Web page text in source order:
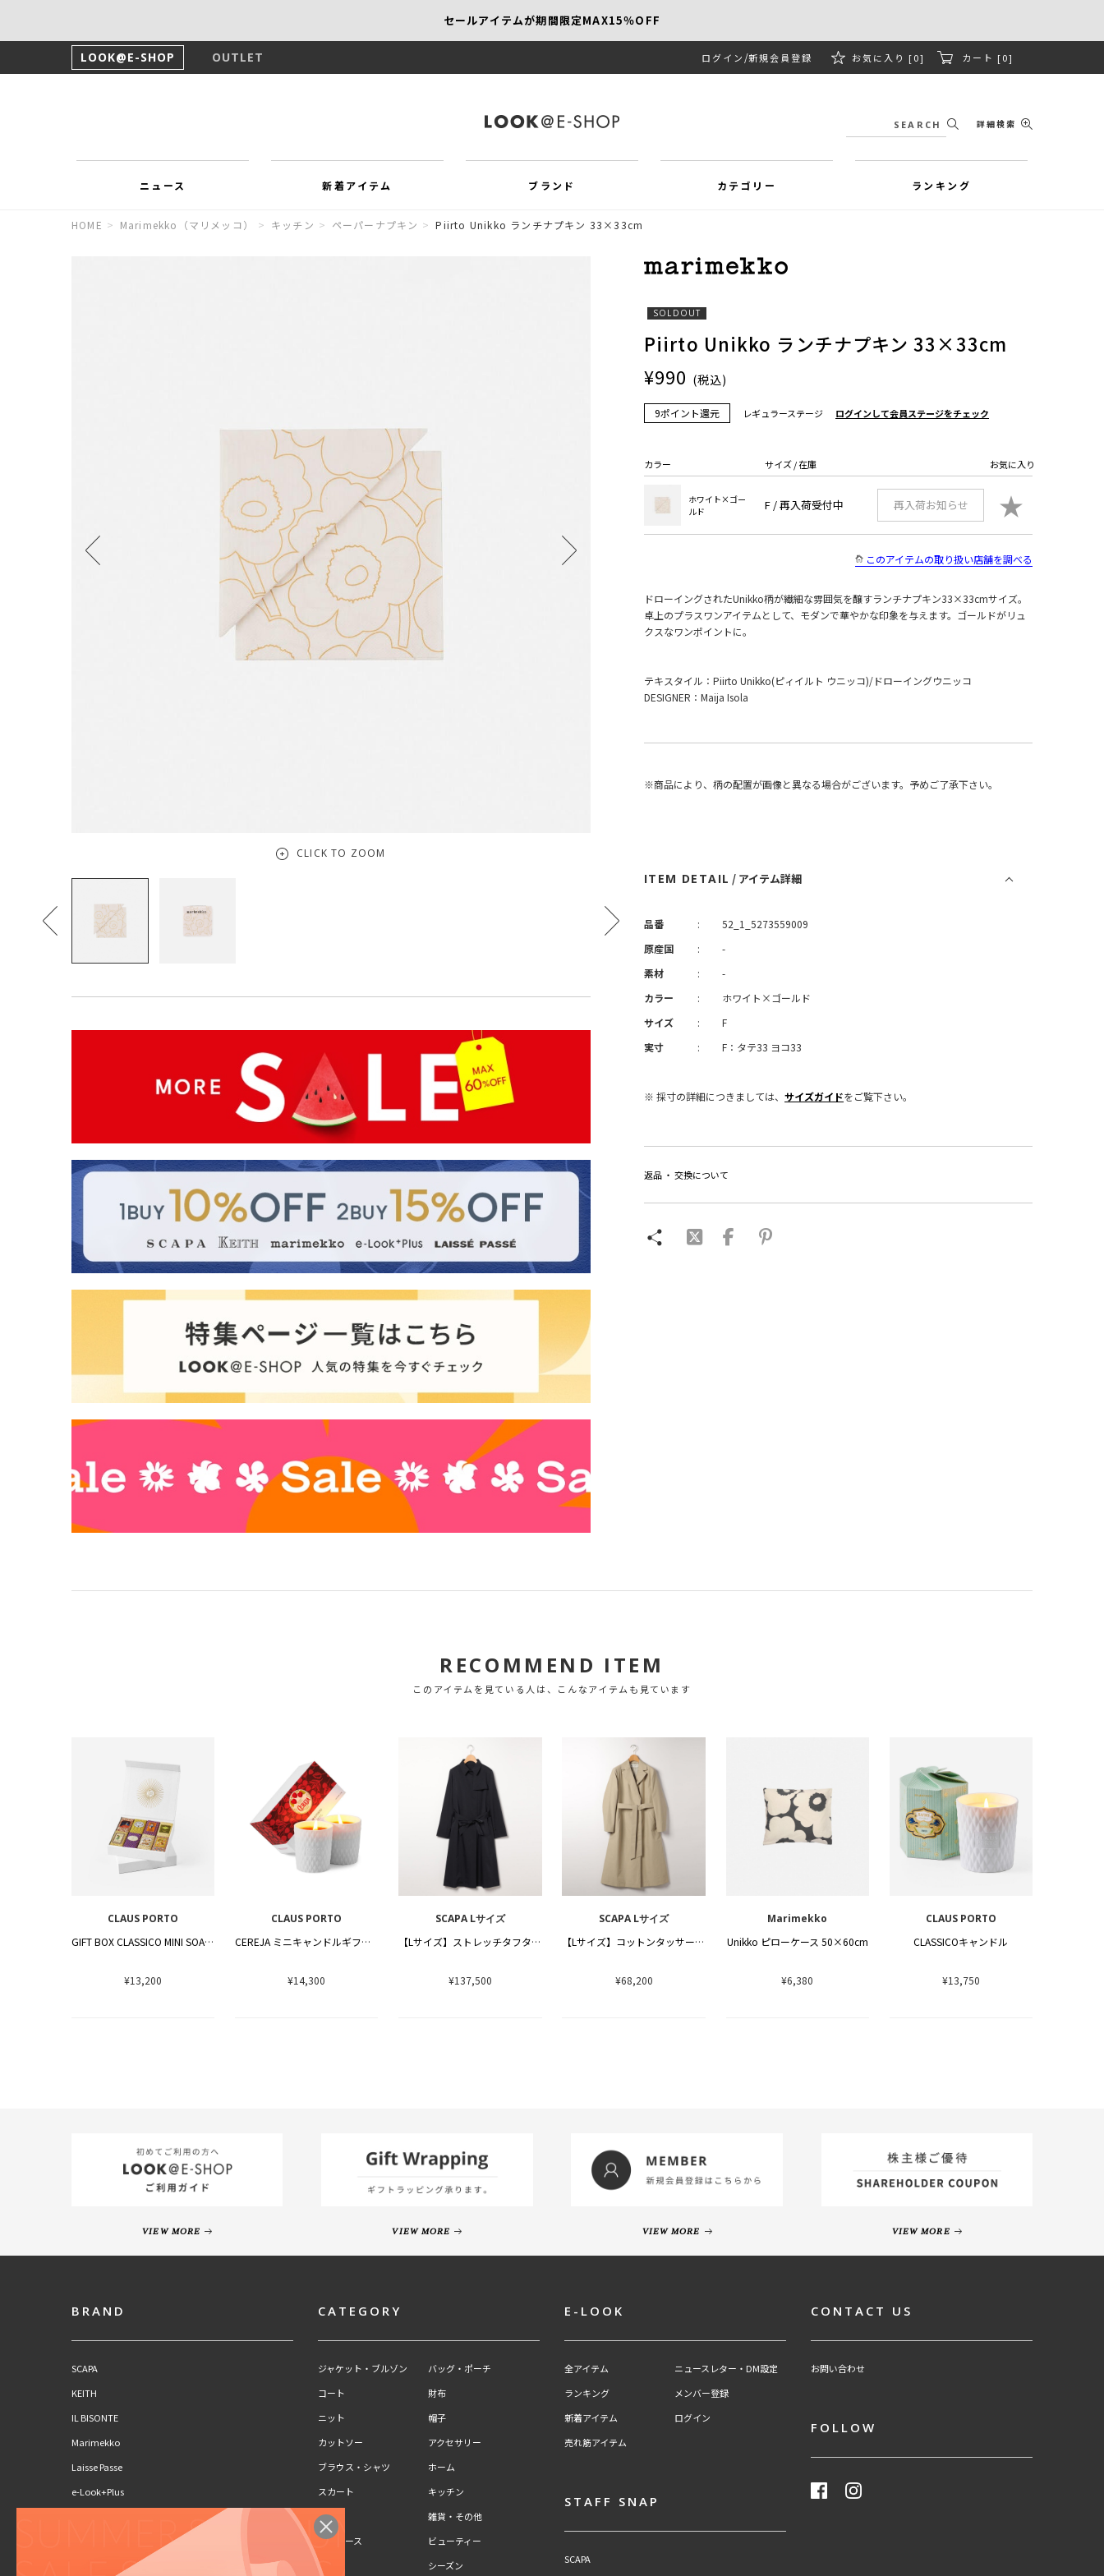
セールアイテムが期間限定MAX15％OFF
LOOK@E-SHOP OUTLET ログイン 新規会員登録 お気に入り [0] カート [0]
詳細検索
ニュース 新着アイテム ブランド カテゴリー ランキング
HOME > Marimekko（マリメッコ） > キッチン > ペーパーナプキン > Piirto Unikko ランチナプキン 33×33cm
CLICK TO ZOOM
SOLDOUT
Piirto Unikko ランチナプキン 33×33cm
¥990 (税込)
9ポイント還元 レギュラーステージ ログインして会員ステージをチェック
カラー サイズ / 在庫 お気に入り
ホワイト×ゴー
ルド
F /再入荷受付中 再入荷お知らせ ★
このアイテムの取り扱い店舗を調べる
ドローイングされたUnikko柄が繊細な雰囲気を醸すランチナプキン33×33cmサイズ。
卓上のプラスワンアイテムとして、モダンで華やかな印象を与えます。ゴールドがリュ
クスなワンポイントに。
テキスタイル：Piirto Unikko(ピィイルト ウニッコ)/ドローイングウニッコ
DESIGNER：Maija Isola
※商品により、柄の配置が画像と異なる場合がございます。予めご了承下さい。
ITEM DETAIL / アイテム詳細
品番 :
52_1_5273559009
原産国
:
-
素材
:
-
カラー
:
ホワイト×ゴールド
サイズ
:
F
実寸
: F：タテ33 ヨコ33
※ 採寸の詳細につきましては、サイズガイドをご覧下さい。
返品 ・ 交換について
RECOMMEND ITEM
このアイテムを見ている人は、こんなアイテムも見ています
CLAUS PORTO
GIFT BOX CLASSICO MINI SOAPS
¥13,200
CLAUS PORTO
CEREJA ミニキャンドルギフトセット
¥14,300
SCAPA Lサイズ
【Lサイズ】ストレッチタフタコート
¥137,500
SCAPA Lサイズ
【Lサイズ】コットンタッサーコート２
¥68,200
Marimekko
Unikko ピローケース 50×60cm
¥6,380
CLAUS PORTO
CLASSICOキャンドル
¥13,750
VIEW MORE VIEW MORE VIEW MORE VIEW MORE
BRAND
SCAPA
KEITH
IL BISONTE
Marimekko
Laisse Passe
e-Look+Plus
KEITH Lサイズ
CATEGORY
ジャケット・ブルゾン
コート
ニット
カットソー
ブラウス・シャツ
スカート
パンツ
ワンピース
キッズ
バッグ・ポーチ
財布
帽子
アクセサリー
ホーム
キッチン
雑貨・その他
ビューティー
シーズン
E-LOOK
全アイテム
ランキング
新着アイテム
売れ筋アイテム
ニュースレター・DM設定
メンバー登録
ログイン
CONTACT US
お問い合わせ
FOLLOW
STAFF SNAP
SCAPA